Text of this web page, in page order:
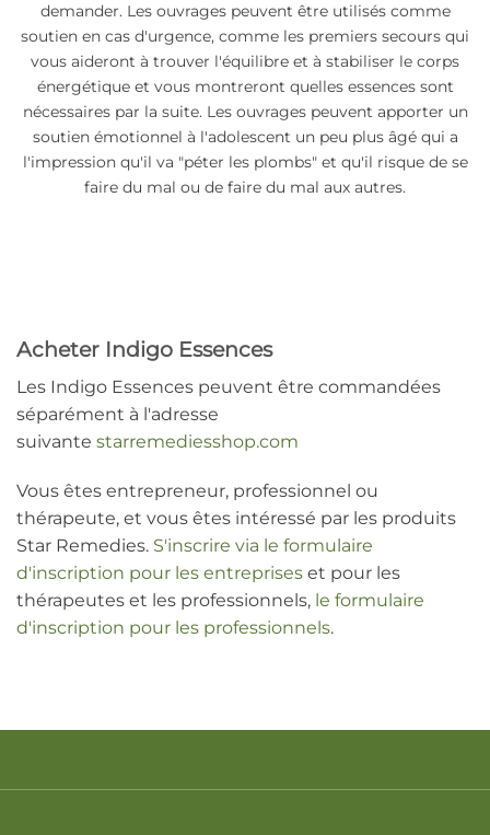
demander. Les ouvrages peuvent être utilisés comme
soutien en cas d'urgence, comme les premiers secours qui
vous aideront à trouver l'équilibre et à stabiliser le corps
énergétique et vous montreront quelles essences sont
nécessaires par la suite. Les ouvrages peuvent apporter un
soutien émotionnel à l'adolescent un peu plus âgé qui a
l'impression qu'il va "péter les plombs" et qu'il risque de se
faire du mal ou de faire du mal aux autres.
Acheter Indigo Essences
Les Indigo Essences peuvent être commandées
séparément à l'adresse
suivante starremediesshop.com
Vous êtes entrepreneur, professionnel ou
thérapeute, et vous êtes intéressé par les produits
Star Remedies. S'inscrire via le formulaire
d'inscription pour les entreprises et pour les
thérapeutes et les professionnels, le formulaire
d'inscription pour les professionnels.